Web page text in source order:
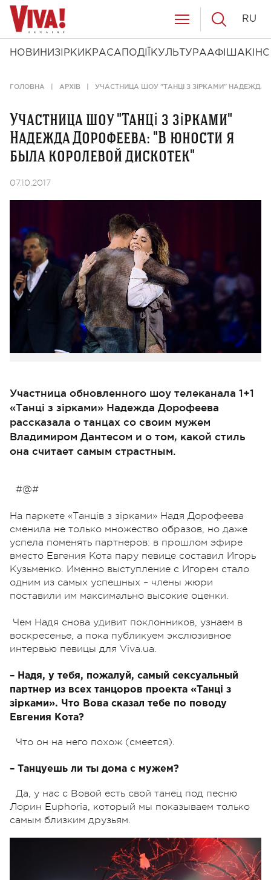
НОВИНИ ЗІРКИ КРАСА ПОДІЇ КУЛЬТУРААФІША КІНО
RU
ГОЛОВНА АРХІВ УЧАСТНИЦА ШОУ "ТАНЦІ З ЗІРКАМИ"
Участница шоу "Танці з зірками"
Надежда Дорофеева: "В юности я
была королевой дискотек"
07.10.2017
Участница обновленного шоу телеканала 1+1
«Танці з зірками» Надежда Дорофеева
рассказала о танцах со своим мужем
Владимиром Дантесом и о том, какой стиль
она считает самым страстным.
#@#
На паркете «Танців з зірками» Надя Дорофеева
сменила не только множество образов, но даже
успела поменять партнеров: в прошлом эфире
вместо Евгения Кота пару певице составил Игорь
Кузьменко. Именно выступление с Игорем стало
одним из самых успешных – члены жюри
поставили им максимально высокие оценки.
Чем Надя снова удивит поклонников, узнаем в
воскресенье, а пока публикуем экслюзивное
интервью певицы для Viva.ua.
– Надя, у тебя, пожалуй, самый сексуальный
партнер из всех танцоров проекта «Танці з
зірками». Что Вова сказал тебе по поводу
Евгения Кота?
Что он на него похож (смеется).
– Танцуешь ли ты дома с мужем?
Да, у нас с Вовой есть свой танец под песню
Лорин Euphoria, который мы показываем только
самым близким друзьям.